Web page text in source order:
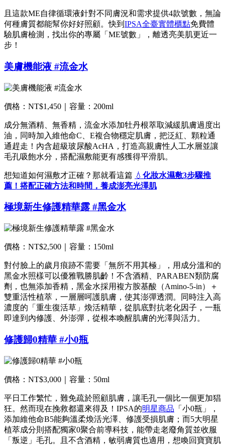
且這款ME自律循環液針對不同膚況和需求提供4款號數，無論
何種膚質都能幫你好好照顧。快到 IPSA全臺實體櫃點免費體
驗肌膚檢測，找出你的專屬「ME號數」，離透亮美肌更近一
步！
美膚機能液 #流金水
價格：NT$1,450｜容量：200ml
成分無酒精、無香精，流金水添加牡丹根萃取減緩肌膚過度出
油，同時加入維他命C、E複合物穩定肌膚，把泛紅、顆粒通
通趕走！內含超級玻尿酸AcHA，打造高親膚性人工水層並讓
毛孔吸飽水分，搭配濕敷能更有感獲得平滑肌。
想知道如何濕敷才正確？那就看這篇 💧 化妝水濕敷3步驟推
薦！搭配正確方法和時間，養成澎亮光澤肌
極境新生修護精華露 #黑金水
價格：NT$2,500｜容量：150ml
對付臉上的歲月痕跡不需要「無所不用其極」，用成分溫和的
黑金水照樣可以優雅戰勝肌齡！不含酒精、PARABEN類防腐
劑，也無添加香精，黑金水採用複方胺基酸（Amino-5-in）＋
雙重活性植萃，一層層呵護肌膚，使其澎彈透潤。同時注入高
濃度的「重生復活草」煥活精華，從肌底對抗老化因子，一瓶
即達到內修護、外澎彈，從根本喚醒肌膚的光澤與活力。
修護歸0精華 #小0瓶
價格：NT$3,000｜容量：50ml
平日工作繁忙，難免疏於照顧肌膚，讓毛孔一個比一個更加猖
狂。然而現在挽救都還來得及！IPSA的明星商品 「小0瓶」，
添加維他命B5能夠溫柔煥活光澤、修護受損肌膚；而5大明星
植萃成分則搭配獨家0聚合前導科技，能帶走老廢角質並收服
「叛逆」毛孔。且不含酒精，敏弱膚質也適用，想喚回寶寶肌